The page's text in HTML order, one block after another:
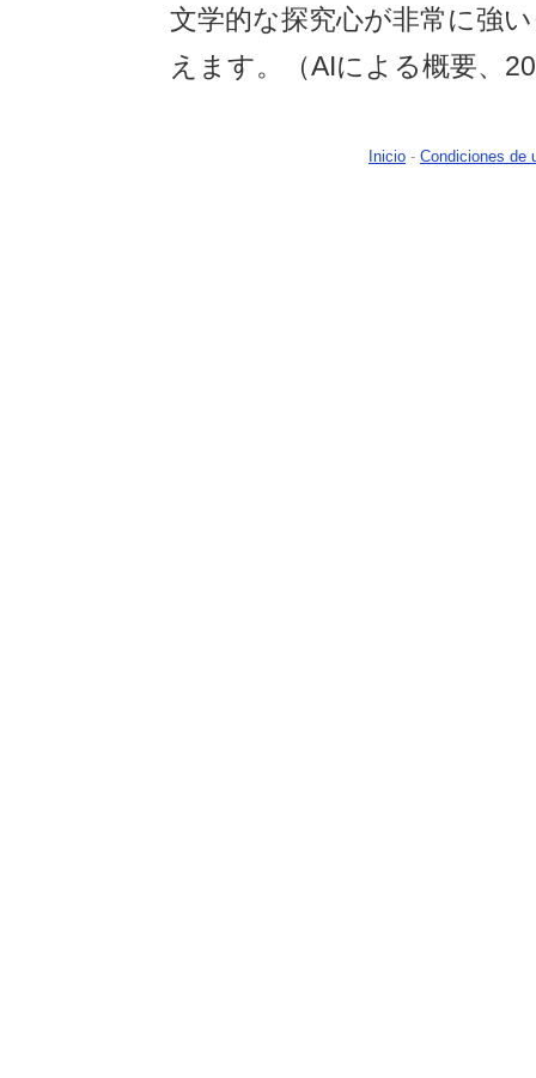
文学的な探究心が非常に強
えます。（AIによる概要、
Inicio - Condiciones de